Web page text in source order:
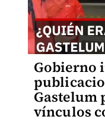
Gobierno
Gastelum
vínculos